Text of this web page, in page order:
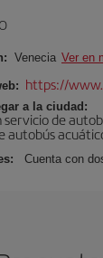
Venecia Ver en
https://
a la ciudad:
servicio de
autobús
Cuenta con